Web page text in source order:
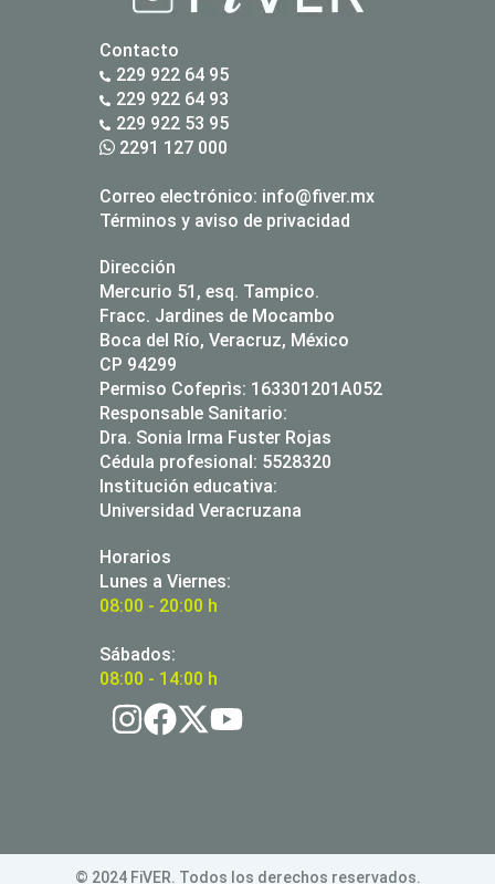
Contacto
229 922 64 95
229 922 64 93
229 922 53 95
2291 127 000
Correo electrónico: info@fiver.mx
Términos y aviso de privacidad
Dirección
Mercurio 51, esq. Tampico.
Fracc. Jardines de Mocambo
Boca del Río, Veracruz, México
CP 94299
Permiso Cofeprìs: 163301201A052
Responsable Sanitario:
Dra. Sonia Irma Fuster Rojas
Cédula profesional: 5528320
Institución educativa:
Universidad Veracruzana
Horarios
Lunes a Viernes:
08:00 - 20:00 h
Sábados:
08:00 - 14:00 h
© 2024 FiVER. Todos los derechos reservados.